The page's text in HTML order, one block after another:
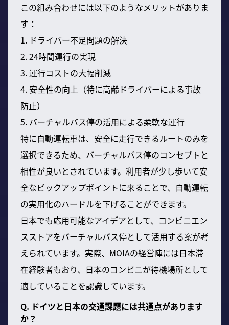
この組み合わせには以下のようなメリットがありま
す：
1. ドライバー不足問題の解決
2. 24時間運行の実現
3. 運行コストの大幅削減
4. 安全性の向上（特に高齢ドライバーによる事故
防止）
5. バーチャルバス停の活用による柔軟な運行
特に自動運転車は、安全に走行できるルートのみを
選択できるため、バーチャルバス停のコンセプトと
相性が良いとされています。利用者が少し歩いて安
全なピックアップポイントに来ることで、自動運転
の実用化のハードルを下げることができます。
日本でも応用可能なアイデアとして、コンビニエン
スストアをバーチャルバス停として活用する案が考
えられています。実際、MOIAの経営陣には日本滞
在経験者もおり、日本のコンビニが待機場所として
適していることを認識しています。
Q. ドイツと日本の交通課題には共通点があります
か？